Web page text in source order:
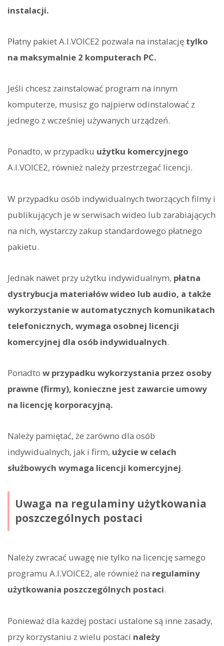
instalacji.
Płatny pakiet A.I.VOICE2 pozwala na instalację tylko
na maksymalnie 2 komputerach PC.
Jeśli chcesz zainstalować program na innym
komputerze, musisz go najpierw odinstalować z
jednego z wcześniej używanych urządzeń.
Ponadto, w przypadku użytku komercyjnego
A.I.VOICE2, również należy przestrzegać licencji.
W przypadku osób indywidualnych tworzących filmy i
publikujących je w serwisach wideo lub zarabiających
na nich, wystarczy zakup standardowego płatnego
pakietu.
Jednak nawet przy użytku indywidualnym, płatna
dystrybucja materiałów wideo lub audio, a także
wykorzystanie w automatycznych komunikatach
telefonicznych, wymaga osobnej licencji
komercyjnej dla osób indywidualnych.
Ponadto w przypadku wykorzystania przez osoby
prawne (firmy), konieczne jest zawarcie umowy
na licencję korporacyjną.
Należy pamiętać, że zarówno dla osób
indywidualnych, jak i firm, użycie w celach
służbowych wymaga licencji komercyjnej.
Uwaga na regulaminy użytkowania
poszczególnych postaci
Należy zwracać uwagę nie tylko na licencję samego
programu A.I.VOICE2, ale również na regulaminy
użytkowania poszczególnych postaci.
Ponieważ dla każdej postaci ustalone są inne zasady,
przy korzystaniu z wielu postaci należy